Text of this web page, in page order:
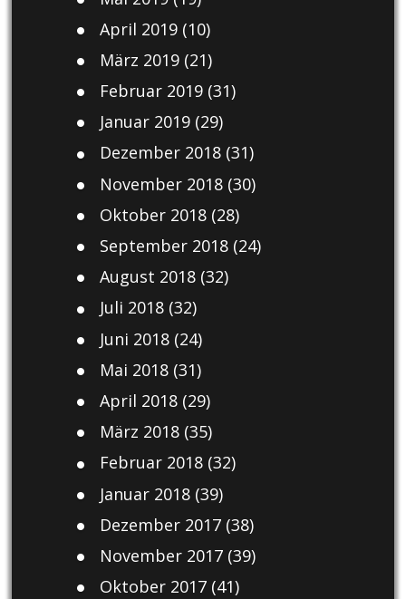
April 2019(10)
März 2019(21)
Februar 2019(31)
Januar 2019(29)
Dezember 2018(31)
November 2018(30)
Oktober 2018(28)
September 2018(24)
August 2018(32)
Juli 2018(32)
Juni 2018(24)
Mai 2018(31)
April 2018(29)
März 2018(35)
Februar 2018(32)
Januar 2018(39)
Dezember 2017(38)
November 2017(39)
Oktober 2017(41)